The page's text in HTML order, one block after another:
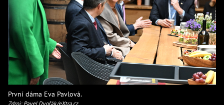
První dáma Eva Pavlová.
Zdroj: Pavel Dvořák/eXtra.cz